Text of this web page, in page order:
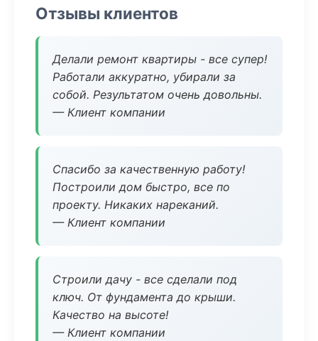
Отзывы клиентов
Делали ремонт квартиры - все супер!
Работали аккуратно, убирали за
собой. Результатом очень довольны.
— Клиент компании
Спасибо за качественную работу!
Построили дом быстро, все по
проекту. Никаких нареканий.
— Клиент компании
Строили дачу - все сделали под
ключ. От фундамента до крыши.
Качество на высоте!
— Клиент компании